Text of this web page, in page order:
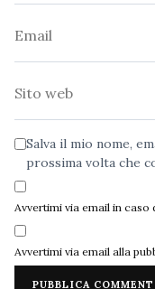
Salva il mio nome,
prossima volta che
Avvertimi via email in
Avvertimi via email alla